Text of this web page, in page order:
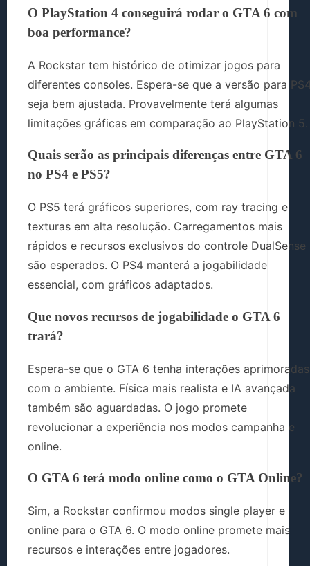
O PlayStation 4 conseguirá rodar o GTA 6 com
boa performance?
A Rockstar tem histórico de otimizar jogos para
diferentes consoles. Espera-se que a versão para
seja bem ajustada. Provavelmente terá algumas
limitações gráficas em comparação ao PlayStation 5.
Quais serão as principais diferenças entre GTA 6
no PS4 e PS5?
O PS5 terá gráficos superiores, com ray tracing e
texturas em alta resolução. Carregamentos mais
rápidos e recursos exclusivos do controle DualSense
são esperados. O PS4 manterá a jogabilidade
essencial, com gráficos adaptados.
Que novos recursos de jogabilidade o GTA 6
trará?
Espera-se que o GTA 6 tenha interações aprimoradas
com o ambiente. Física mais realista e IA avançada
também são aguardadas. O jogo promete
revolucionar a experiência nos modos campanha e
online.
O GTA 6 terá modo online como o GTA Online?
Sim, a Rockstar confirmou modos single player e
online para o GTA 6. O modo online promete mais
recursos e interações entre jogadores.